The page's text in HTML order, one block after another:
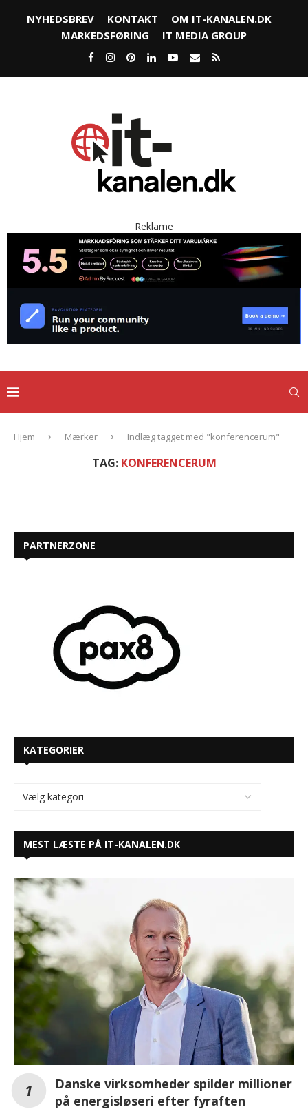
NYHEDSBREV KONTAKT
OM IT-KANALEN.DK
MARKEDSFØRING
IT MEDIA GROUP
Reklame
Hjem Mærker Indlæg tagget med "konferencerum"
TAG: KONFERENCERUM
PARTNERZONE
KATEGORIER
MEST LÆSTE PÅ IT-KANALEN.DK
Danske virksomheder spilder millioner
på energisløseri efter fyraften